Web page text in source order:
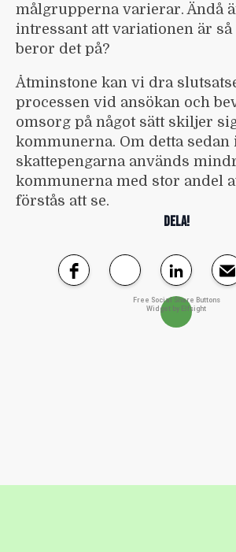
målgrupperna varierar. Ändå
intressant att variationen är så
beror det på?
Åtminstone kan vi dra
processen vid ansökan och
omsorg på något sätt skiljer
kommunerna. Om detta sedan
skattepengarna används
kommunerna med stor andel
förstås att se.
DELA!
Free Social Share Buttons
Widget by Elfsight